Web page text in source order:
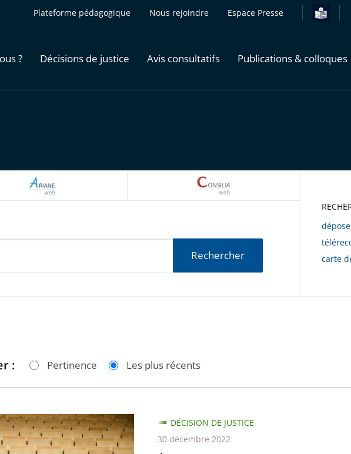
Plateforme pédagogique Nous rejoindre Espace Presse
? Décisions de justice Avis consultatifs Publications & colloques
ARIANEWEB
Rechercher
carte
: Pertinence Les plus récents
DÉCISION DE JUSTICE
30 décembre 2022